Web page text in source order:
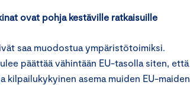
ovat pohja kestäville ratkaisuille
saa muodostua ympäristötoimiksi.
päättää vähintään EU-tasolla siten, että
kilpailukykyinen asema muiden EU-maiden